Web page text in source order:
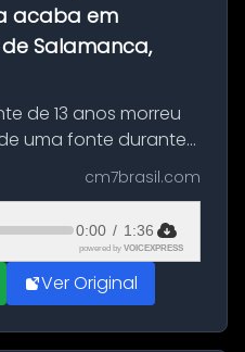
acaba em
Salamanca,
de 13 anos morreu
uma fonte durante
título da Copa do
Espanha, em
de Salamanca,
cm7brasil.com
0:00 / 1:36
powered by VOICEXPRESS
Ver Original